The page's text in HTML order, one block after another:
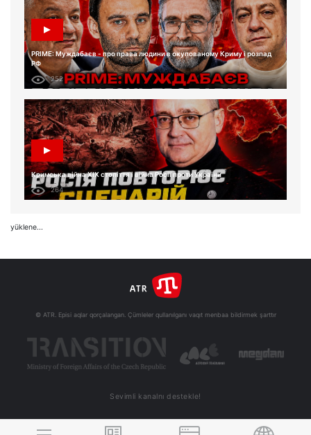
PRIME: Муждабаєв - про права людини в окупованому Криму і розпад
РФ
252
Кримська війна XIX століття і війна Росії проти України
264
yüklene...
© ATR. Episi aqlar qorçalangan. Çümleler qullanılganı vaqıt menbaa bildirmek şarttır
Sevimli kanalnı destekle!